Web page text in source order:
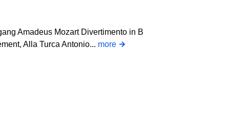
Amadeus Mozart Divertimento in B
Alla Turca Antonio... more